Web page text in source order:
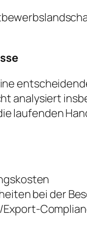
analysiert
laufenden
bei der